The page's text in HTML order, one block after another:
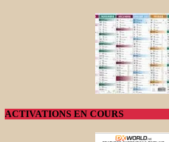
ACTIVATIONS EN COURS